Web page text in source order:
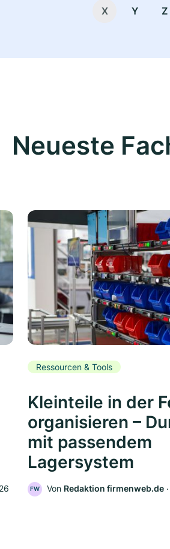
X Y Z
Neueste
Ressourcen & Tools
Kleinteile in der
organisieren –
mit passendem
Lagersystem
FW Von Redaktion firmenweb.de ‧